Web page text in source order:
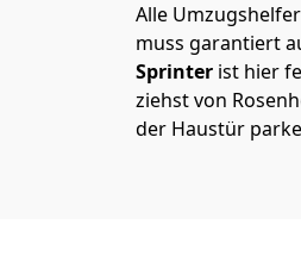
Alle
muss garantiert
Sprinter ist hier
ziehst von
der Haustür